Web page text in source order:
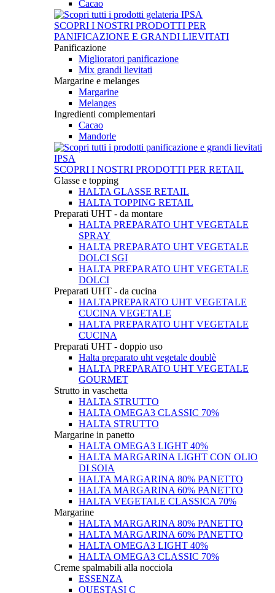
Cacao
SCOPRI I NOSTRI PRODOTTI PER
PANIFICAZIONE E GRANDI LIEVITATI
Panificazione
Miglioratori panificazione
Mix grandi lievitati
Margarine e melanges
Margarine
Melanges
Ingredienti complementari
Cacao
Mandorle
SCOPRI I NOSTRI PRODOTTI PER RETAIL
Glasse e topping
HALTA GLASSE RETAIL
HALTA TOPPING RETAIL
Preparati UHT - da montare
HALTA PREPARATO UHT VEGETALE
SPRAY
HALTA PREPARATO UHT VEGETALE
DOLCI SGI
HALTA PREPARATO UHT VEGETALE
DOLCI
Preparati UHT - da cucina
HALTAPREPARATO UHT VEGETALE
CUCINA VEGETALE
HALTA PREPARATO UHT VEGETALE
CUCINA
Preparati UHT - doppio uso
Halta preparato uht vegetale doublè
HALTA PREPARATO UHT VEGETALE
GOURMET
Strutto in vaschetta
HALTA STRUTTO
HALTA OMEGA3 CLASSIC 70%
HALTA STRUTTO
Margarine in panetto
HALTA OMEGA3 LIGHT 40%
HALTA MARGARINA LIGHT CON OLIO
DI SOIA
HALTA MARGARINA 80% PANETTO
HALTA MARGARINA 60% PANETTO
HALTA VEGETALE CLASSICA 70%
Margarine
HALTA MARGARINA 80% PANETTO
HALTA MARGARINA 60% PANETTO
HALTA OMEGA3 LIGHT 40%
HALTA OMEGA3 CLASSIC 70%
Creme spalmabili alla nocciola
ESSENZA
QUESTASI C